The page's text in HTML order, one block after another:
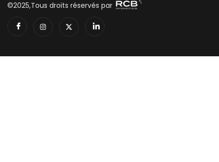
©2025,Tous droits réservés par